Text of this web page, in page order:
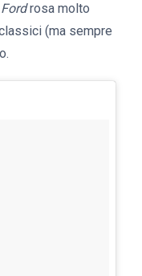
rosa molto
(ma sempre